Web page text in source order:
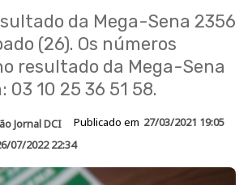
da Mega-Sena 2356
(26). Os números
resultado da Mega-Sena
03 10 25 36 51 58.
Jornal DCI Publicado em 27/03/2021 19:05
07/2022 22:34